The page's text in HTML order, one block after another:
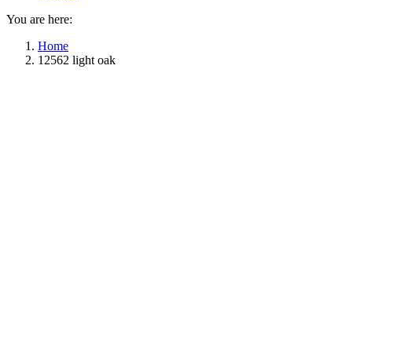
You are here:
Home
12562 light oak